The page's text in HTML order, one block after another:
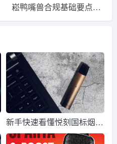
崧鸭嘴兽合规基础要点梳理 个人原创公益科普解读
新手快速看懂悦刻国标烟弹
合规标准